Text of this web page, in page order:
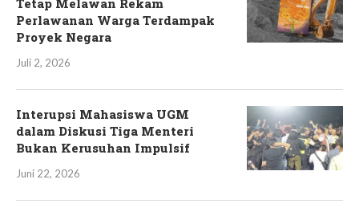
Tetap Melawan Rekam
Perlawanan Warga Terdampak
Proyek Negara
Juli 2, 2026
Interupsi Mahasiswa UGM
dalam Diskusi Tiga Menteri
Bukan Kerusuhan Impulsif
Juni 22, 2026